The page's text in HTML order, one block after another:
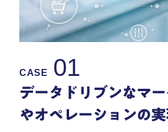
CASE 01
データドリブンなマ
やオペレーションの